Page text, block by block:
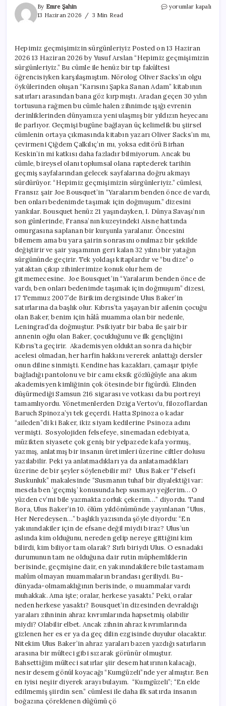
By Emre Şahin
13 Haziran 2026
3 Min Read
Hepimiz
yorumlar kapalı
Hepimiz geçmişimizin sürgünleriyiz Posted on 13 Haziran
2026 13 Haziran 2026 by Yusuf Arslan “Hepimiz geçmişimizin
sürgünleriyiz.” Bu cümle ile henüz bir tıp fakültesi
öğrencisiyken karşılaşmıştım. Nörolog Oliver Sacks’ın olgu
öykülerinden oluşan “Karısını Şapka Sanan Adam” kitabının
satırları arasından bana göz kırpmıştı. Aradan geçen 30 yılın
tortusuna rağmen bu cümle halen zihnimde ışığı evrenin
derinliklerinden dünyamıza yeni ulaşmış bir yıldızın heyecanı
ile parlıyor. Geçmişi bugüne bağlayan üç kelimelik bu şiirsel
cümlenin ortaya çıkmasında kitabın yazarı Oliver Sacks’ın mı,
çevirmeni Çiğdem Çalkılıç’ın mı, yoksa editörü Birhan
Keskin’in mi katkısı daha fazladır bilmiyorum. Ancak bu
cümle, bireysel olanı toplumsal olana raptederek tarihin
geçmiş sayfalarından gelecek sayfalarına doğru akmayı
sürdürüyor. “Hepimiz geçmişimizin sürgünleriyiz.” cümlesi,
Fransız şair Joe Bousquet’in “Yaralarım benden önce de vardı,
ben onları bedenimde taşımak için doğmuşum.” dizesini
yankılar. Bousquet henüz 21 yaşındayken, I. Dünya Savaşı’nın
son günlerinde, Fransa’nın kuzeyindeki Aisne hattında
omurgasına saplanan bir kurşunla yaralanır. Öncesini
bilemem ama bu yara şairin sonrasını onulmaz bir şekilde
değiştirir ve şair yaşamının geri kalan 32 yılını bir yatağın
sürgününde geçirir. Tek yoldaşı kitaplardır ve “bu dize” o
yataktan çıkıp zihinlerimize konuk olur hem de
gitmemecesine. Joe Bousquet’in “Yaralarım benden önce de
vardı, ben onları bedenimde taşımak için doğmuşum” dizesi,
17 Temmuz 2007’de Birikim dergisinde Ulus Baker’in
satırlarına da başlık olur. Kıbrıs’ta yaşayan bir ailenin çocuğu
olan Baker, benim için hâlâ muamma olan bir nedenle,
Leningrad’da doğmuştur. Psikiyatr bir baba ile şair bir
annenin oğlu olan Baker, çocukluğunu ve ilk gençliğini
Kıbrıs’ta geçirir. Akademisyen olduktan sonra da hiçbir
acelesi olmadan, her harfin hakkını vererek anlattığı dersler
onun diline sinmişti. Kendine has kazakları, çamaşır ipiyle
bağladığı pantolonu ve bir camı eksik gözlüğüyle ana akım
akademisyen kimliğinin çok ötesinde bir figürdü. Elinden
düşürmediği Samsun 216 sigarası ve votkası da bu portreyi
tamamlıyordu. Yönetmenlerden Dziga Vertov’u, filozoflardan
Baruch Spinoza’yı tek geçerdi. Hatta Spinoza o kadar
“aileden”di ki Baker, ikiz siyam kedilerine Psinoza adını
vermişti. Sosyolojiden felsefeye, sinemadan edebiyata,
müzikten siyasete çok geniş bir yelpazede kafa yormuş,
yazmış, anlatmış bir insanın üretimleri üzerine ciltler dolusu
yazılabilir. Peki ya anlatmadıkları ya da anlatamadıkları
üzerine de bir şeyler söylenebilir mi? Ulus Baker “Felsefi
Suskunluk” makalesinde “Susmanın tuhaf bir diyalektiği var:
mesela ben ‘geçmiş’ konusunda hep susmayı yeğlerim… O
yüzden cv’mi bile yazmakta zorluk çekerim…” diyordu. Tanıl
Bora, Ulus Baker’in 10. ölüm yıldönümünde yayınlanan “Ulus,
Her Neredeysen…” başlıklı yazısında şöyle diyordu: “En
yakınındakiler için de efsane değil miydi biraz? Ulus’un
aslında kim olduğunu, nereden gelip nereye gittiğini kim
bilirdi, kim biliyor tam olarak? Sırlı biriydi Ulus. O esnadaki
durumunun tam ne olduğuna dair rutin müphemliklerin
berisinde, geçmişine dair, en yakınındakilere bile tastamam
malûm olmayan muammaların brandası geriliydi. Bu-
dünyada-olmamaklığının berisinde, o muammalar vardı
muhakkak. Ama işte; oralar, herkese yasaktı.” Peki, oralar
neden herkese yasaktı? Bousquet’in dizesinden devraldığı
yaraları zihninin ahraz kıvrımlarında hapsetmiş olabilir
miydi? Olabilir elbet. Ancak zihnin ahraz kıvrımlarında
gizlenen her es er ya da geç dilin ezgisinde duyulur olacaktır.
Nitekim Ulus Baker’in ahraz yaraları bazen yazdığı satırların
arasına bir mülteci gibi sızarak görünür olmuştur.
Bahsettiğim mülteci satırlar şiir desem hatırının kalacağı,
nesir desem gönül koyacağı “Kumgüzeli”nde yer almıştır. Ben
en iyisi neşiir diyerek arayı bulayım. “Kumgüzeli”; “En elde
edilmemiş şiirdin sen.” cümlesi ile daha ilk satırda insanın
boğazına çöreklenen düğümü çö